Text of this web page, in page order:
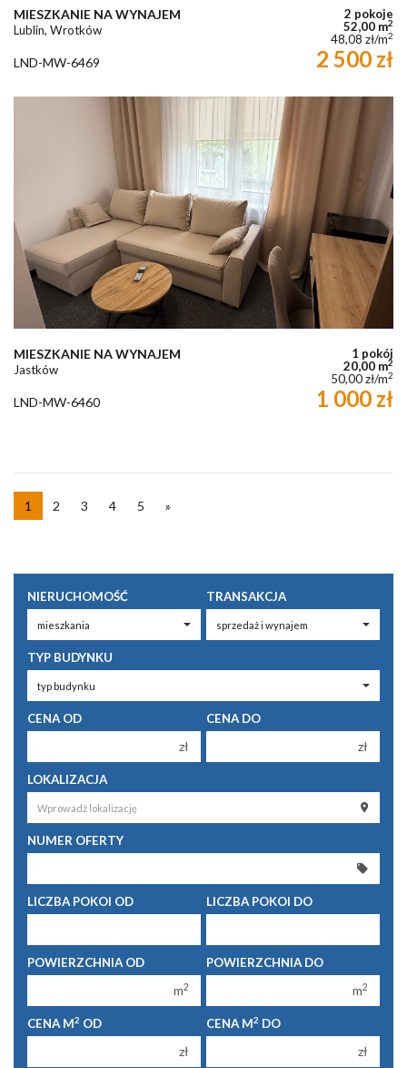
MIESZKANIE NA WYNAJEM
Lublin, Wrotków
2 pokoje
52,00 m2
48,08 zł/m2
LND-MW-6469 2 500 zł
MIESZKANIE NA WYNAJEM
Jastków
1 pokój
20,00 m2
50,00 zł/m2
LND-MW-6460 1 000 zł
1 2 3 4 5 »
NIERUCHOMOŚĆ TRANSAKCJA
TYP BUDYNKU
CENA OD
zł
150 000 zł
300 000 zł
350 000 zł
400 000 zł
CENA DO
zł
300 000 zł
350 000 zł
400 000 zł
LOKALIZACJA
NUMER OFERTY
LICZBA POKOI OD
1 pokój
4 pokoje
5 pokoi
LICZBA POKOI DO
1 pokój
4 pokoje
5 pokoi
POWIERZCHNIA OD
m2
POWIERZCHNIA DO
m2
CENA M2 OD
zł
CENA M2 DO
zł